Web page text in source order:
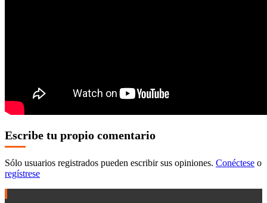
Escribe tu propio comentario
Sólo usuarios registrados pueden escribir sus opiniones. Conéctese o
regístrese